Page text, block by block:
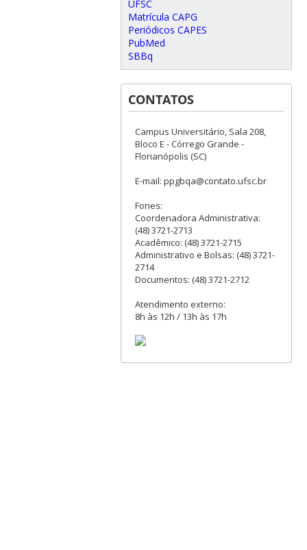
UFSC
Matrícula CAPG
Periódicos CAPES
PubMed
SBBq
CONTATOS
Campus Universitário, Sala 208,
Bloco E - Córrego Grande -
Florianópolis (SC)
E-mail: ppgbqa@contato.ufsc.br
Fones:
Coordenadora Administrativa:
(48) 3721-2713
Acadêmico: (48) 3721-2715
Administrativo e Bolsas: (48) 3721-
2714
Documentos: (48) 3721-2712
Atendimento externo:
8h às 12h / 13h às 17h